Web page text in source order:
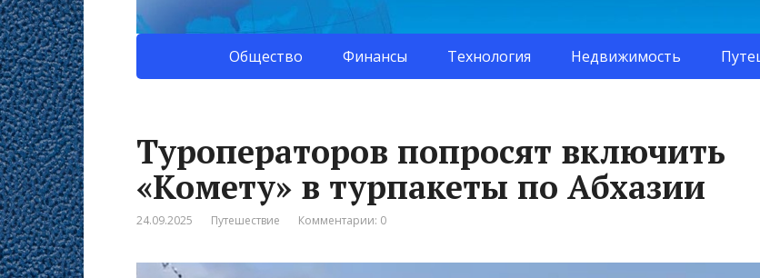
Общество Финансы Технология Недвижимость
Туроператоров попросят включить
«Комету» в турпакеты по Абхазии
24.09.2025 Путешествие Комментарии: 0